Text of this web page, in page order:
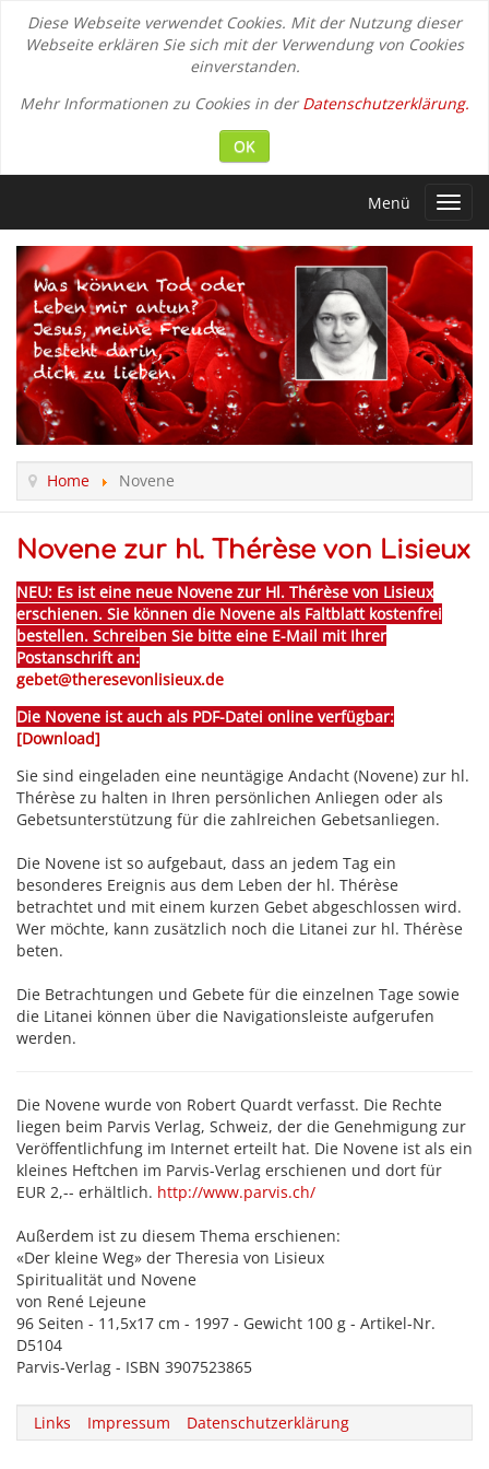
Diese Webseite verwendet Cookies. Mit der Nutzung dieser
Webseite erklären Sie sich mit der Verwendung von Cookies
einverstanden.
Mehr Informationen zu Cookies in derDatenschutzerklärung.
OK
Menü
Home Novene
Novene zur hl. Thérèse von Lisieux
NEU: Es ist eine neue Novene zur Hl. Thérèse von Lisieux
erschienen. Sie können die Novene als Faltblatt kostenfrei
bestellen. Schreiben Sie bitte eine E-Mail mit Ihrer
Postanschrift an:
gebet@theresevonlisieux.de
Die Novene ist auch als PDF-Datei online verfügbar:
[Download]
Sie sind eingeladen eine neuntägige Andacht (Novene) zur hl.
Thérèse zu halten in Ihren persönlichen Anliegen oder als
Gebetsunterstützung für die zahlreichen Gebetsanliegen.
Die Novene ist so aufgebaut, dass an jedem Tag ein
besonderes Ereignis aus dem Leben der hl. Thérèse
betrachtet und mit einem kurzen Gebet abgeschlossen wird.
Wer möchte, kann zusätzlich noch die Litanei zur hl. Thérèse
beten.
Die Betrachtungen und Gebete für die einzelnen Tage sowie
die Litanei können über die Navigationsleiste aufgerufen
werden.
Die Novene wurde von Robert Quardt verfasst. Die Rechte
liegen beim Parvis Verlag, Schweiz, der die Genehmigung zur
Veröffentlichfung im Internet erteilt hat. Die Novene ist als ein
kleines Heftchen im Parvis-Verlag erschienen und dort für
EUR 2,-- erhältlich. http://www.parvis.ch/
Außerdem ist zu diesem Thema erschienen:
«Der kleine Weg» der Theresia von Lisieux
Spiritualität und Novene
von René Lejeune
96 Seiten - 11,5x17 cm - 1997 - Gewicht 100 g - Artikel-Nr.
D5104
Parvis-Verlag - ISBN 3907523865
Links Impressum Datenschutzerklärung